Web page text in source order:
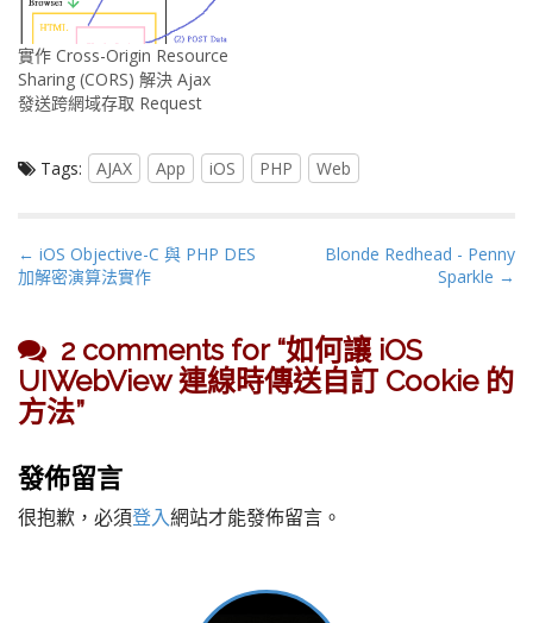
實作 Cross-Origin Resource
Sharing (CORS) 解決 Ajax
發送跨網域存取 Request
Tags: AJAX App iOS PHP Web
P
o
t
n
a
v
g
a
← iOS Objective-C 與 PHP DES
加解密演算法實作
Blonde Redhead - Penny
Sparkle →
2 comments for “如何讓 iOS
UIWebView 連線時傳送自訂 Cookie 的
方法”
發佈留言
很抱歉，必須登入網站才能發佈留言。